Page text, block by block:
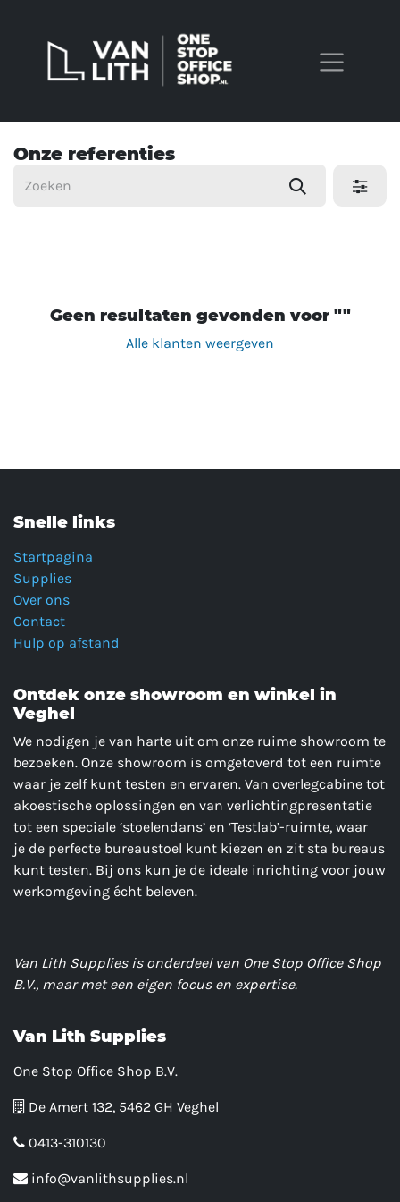
Onze referenties
Geen resultaten gevonden voor ""
Alle klanten weergeven
Snelle links
Startpagina
Supplies
Over ons
Contact
Hulp op afstand
Ontdek onze showroom en winkel in
Veghel
We nodigen je van harte uit om onze ruime showroom te
bezoeken. Onze showroom is omgetoverd tot een ruimte
waar je zelf kunt testen en ervaren. Van overlegcabine tot
akoestische oplossingen en van verlichtingpresentatie
tot een speciale ‘stoelendans’ en ‘Testlab’-ruimte, waar
je de perfecte bureaustoel kunt kiezen en zit sta bureaus
kunt testen. Bij ons kun je de ideale inrichting voor jouw
werkomgeving écht beleven.
Van Lith Supplies is onderdeel van One Stop Office Shop
B.V., maar met een eigen focus en expertise.
Van Lith Supplies
One Stop Office Shop B.V.
De Amert 132, 5462 GH Veghel
0413-310130
info@vanlithsupplies.nl